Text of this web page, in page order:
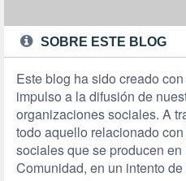
SOBRE ESTE BLOG
Este blog ha sido creado
impulso a la difusión de
organizaciones sociales. A
todo aquello relacionado
sociales que se producen
Comunidad, en un intento